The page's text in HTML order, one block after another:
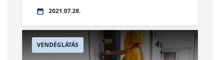
2021.07.28.
VENDÉGLÁTÁS